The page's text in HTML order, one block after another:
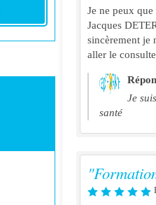
Je ne peux
Jacques
sincèrement je
aller le
Je
santé